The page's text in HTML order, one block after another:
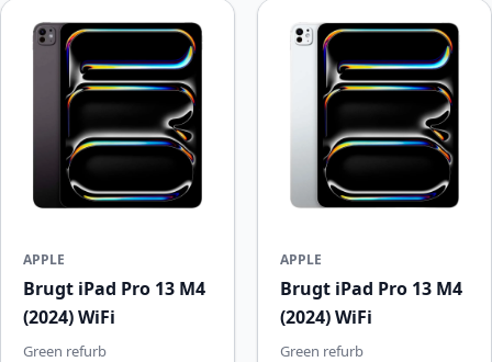
APPLE
Brugt iPad Pro 13 M4
(2024) WiFi
Green refurb
APPLE
Brugt iPad Pro 13 M4
(2024) WiFi
Green refurb